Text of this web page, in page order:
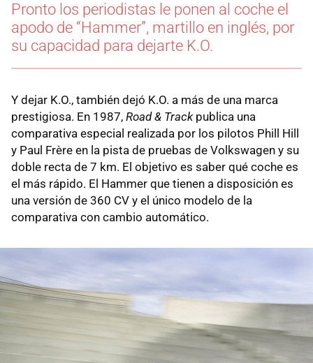
Pronto los periodistas le ponen al coche el
apodo de “Hammer”, martillo en inglés, por
su capacidad para dejarte K.O.
Y dejar K.O., también dejó K.O. a más de una marca
prestigiosa. En 1987, Road & Trackpublica una
comparativa especial realizada por los pilotos Phill Hill
y Paul Frère en la pista de pruebas de Volkswagen y su
doble recta de 7 km. El objetivo es saber qué coche es
el más rápido. El Hammer que tienen a disposición es
una versión de 360 CV y el único modelo de la
comparativa con cambio automático.